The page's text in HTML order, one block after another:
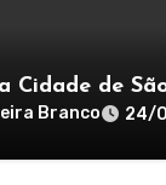
Cidade de
Branco 24/